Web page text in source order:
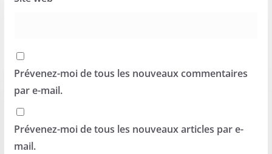
Prévenez-moi de tous les nouveaux commentaires
par e-mail.
Prévenez-moi de tous les nouveaux articles par e-
mail.